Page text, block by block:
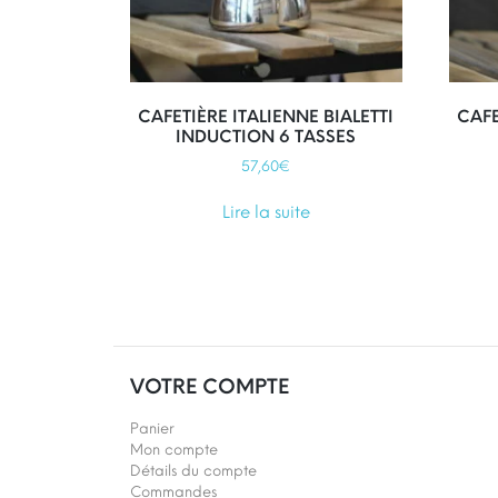
CAFETIÈRE ITALIENNE BIALETTI
INDUCTION 6 TASSES
57,60€
Lire la suite
VOTRE COMPTE
Panier
Mon compte
Détails du compte
Commandes